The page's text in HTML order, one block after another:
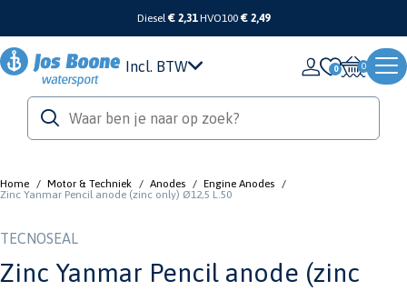
Diesel€ 2,31 HVO100 € 2,49
Incl. BTW 0
Home / Motor & Techniek / Anodes / Engine Anodes /
Zinc Yanmar Pencil anode (zinc only) Ø12,5 L.50
TECNOSEAL
Zinc Yanmar Pencil anode (zinc